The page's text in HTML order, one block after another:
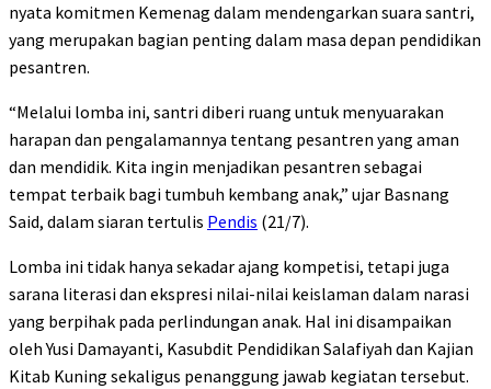
nyata komitmen Kemenag dalam mendengarkan suara santri,
yang merupakan bagian penting dalam masa depan pendidikan
pesantren.
“Melalui lomba ini, santri diberi ruang untuk menyuarakan
harapan dan pengalamannya tentang pesantren yang aman
dan mendidik. Kita ingin menjadikan pesantren sebagai
tempat terbaik bagi tumbuh kembang anak,” ujar Basnang
Said, dalam siaran tertulis Pendis (21/7).
Lomba ini tidak hanya sekadar ajang kompetisi, tetapi juga
sarana literasi dan ekspresi nilai-nilai keislaman dalam narasi
yang berpihak pada perlindungan anak. Hal ini disampaikan
oleh Yusi Damayanti, Kasubdit Pendidikan Salafiyah dan Kajian
Kitab Kuning sekaligus penanggung jawab kegiatan tersebut.